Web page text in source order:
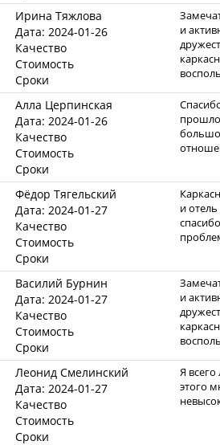
Ирина Тяжлова
Дата: 2024-01-26
Качество
Стоимость
Сроки
и
Алла Церпинская
Дата: 2024-01-26
Качество
Стоимость
Сроки
прошло
Фёдор Тягельский
Дата: 2024-01-27
Качество
Стоимость
Сроки
и
Василий Бурнин
Дата: 2024-01-27
Качество
Стоимость
Сроки
и
Леонид Смелинский
Дата: 2024-01-27
Качество
Стоимость
Сроки
Я
этого